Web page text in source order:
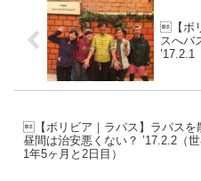
【ボ
スへバ
’17.2.1
【ボリビア｜ラパス】ラパスを
昼間は治安悪くない？ ’17.2.2（
1年5ヶ月と2日目）